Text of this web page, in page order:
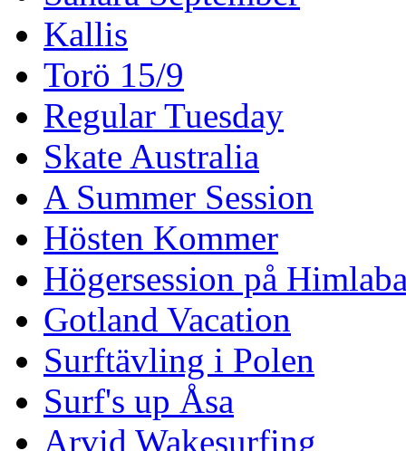
Kallis
Torö 15/9
Regular Tuesday
Skate Australia
A Summer Session
Hösten Kommer
Högersession på
Gotland Vacation
Surftävling i Polen
Surf's up Åsa
Arvid Wakesurfing